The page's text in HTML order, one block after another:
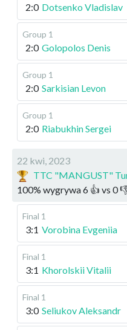
2:0 Dotsenko Vladislav
Group 1
2:0 Golopolos Denis
Group 1
2:0 Sarkisian Levon
Group 1
2:0 Riabukhin Sergei
22 kwi, 2023
TTC "MANGUST"
100% wygrywa6 👍 vs 0
Final 1
3:1 Vorobina Evgeniia
Final 1
3:1 Khorolskii Vitalii
Final 1
3:0 Seliukov Aleksandr